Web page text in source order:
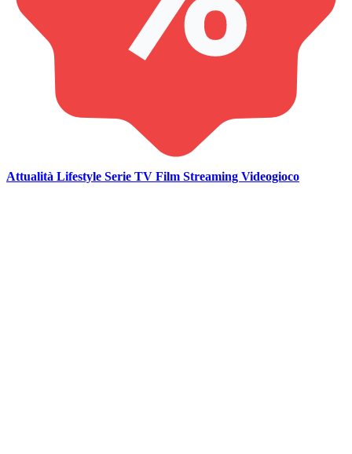
Attualità Lifestyle Serie TV Film Streaming Videogioco